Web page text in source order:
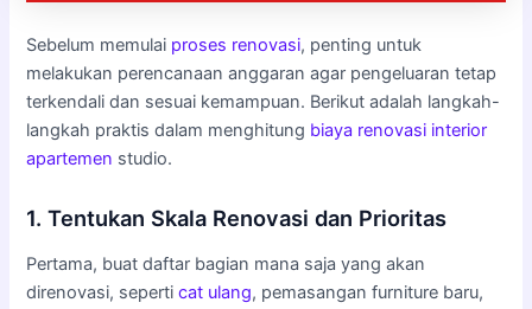
Sebelum memulai proses renovasi, penting untuk
melakukan perencanaan anggaran agar pengeluaran tetap
terkendali dan sesuai kemampuan. Berikut adalah langkah-
langkah praktis dalam menghitung biaya renovasi interior
apartemen studio.
1. Tentukan Skala Renovasi dan Prioritas
Pertama, buat daftar bagian mana saja yang akan
direnovasi, seperticat ulang, pemasangan furniture baru,